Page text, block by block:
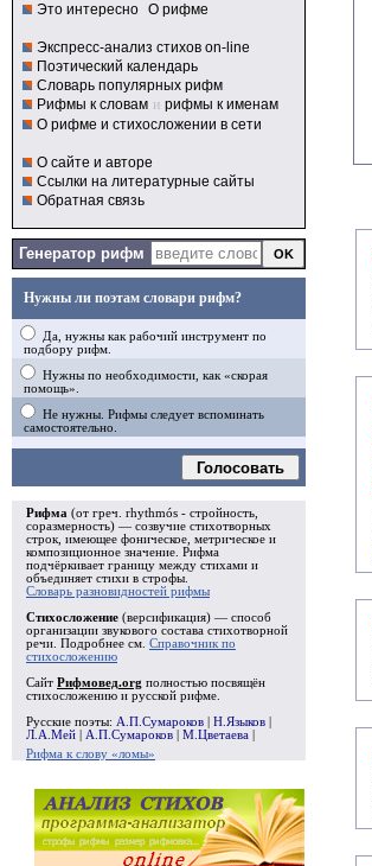
Это интересно О рифме
Экспресс-анализ стихов on-line
Поэтический календарь
Словарь популярных рифм
Рифмы к словам и рифмы к именам
О рифме и стихосложении в сети
О сайте и авторе
Ссылки на литературные сайты
Обратная связь
Генератор рифм
Нужны ли поэтам словари рифм?
Да, нужны как рабочий инструмент по
подбору рифм.
Нужны по необходимости, как «скорая
помощь».
Не нужны. Рифмы следует вспоминать
самостоятельно.
Голосовать
Рифма (от греч. rhythmós - стройность,
соразмерность) — созвучие стихотворных
строк, имеющее фоническое, метрическое и
композиционное значение. Рифма
подчёркивает границу между стихами и
объединяет стихи в строфы
Словарь разновидностей рифмы
Стихосложение (версификация) — способ
организации звукового состава стихотворной
речи. Подробнее см. Справочник по
стихосложению
Сайт Рифмовед.org полностью посвящён
стихосложению и русской рифме.
Русские поэты: А.П.Сумароков Н.Языков
Л.А.Мей
А.П.Сумароков М.Цветаева
Рифма к слову «ломы»